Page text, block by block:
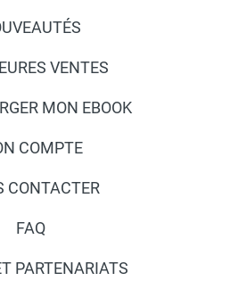
VENTES
MON EBOOK
COMPTE
CONTACTER
FAQ
PARTENARIATS